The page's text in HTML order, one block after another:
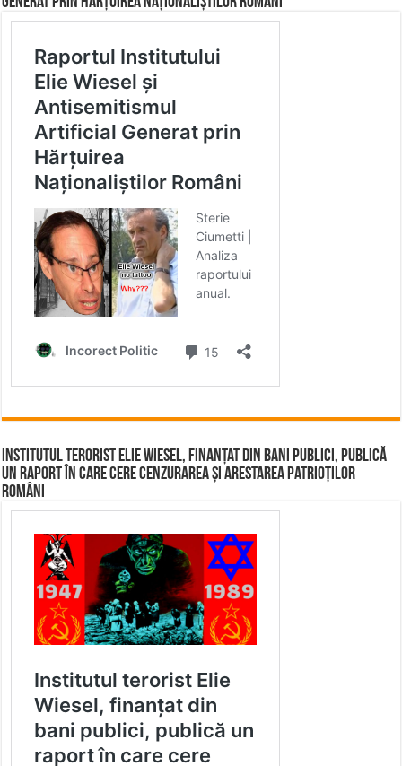
Institutul terorist Elie Wiesel, finanțat din bani publici, publică
un raport în care cere cenzurarea și arestarea patrioților
români